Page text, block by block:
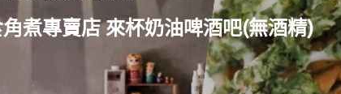
煮專賣店 來杯奶油啤酒吧(無酒精)